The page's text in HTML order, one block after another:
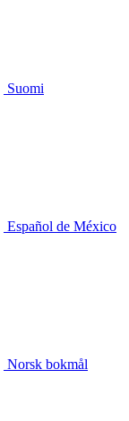
Suomi
Español de México
Norsk bokmål